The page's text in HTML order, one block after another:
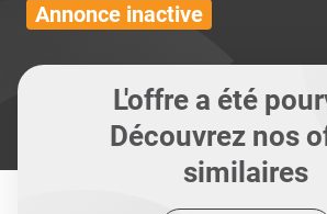
Annonce inactive
L'offre a été
Découvrez nos
similaires